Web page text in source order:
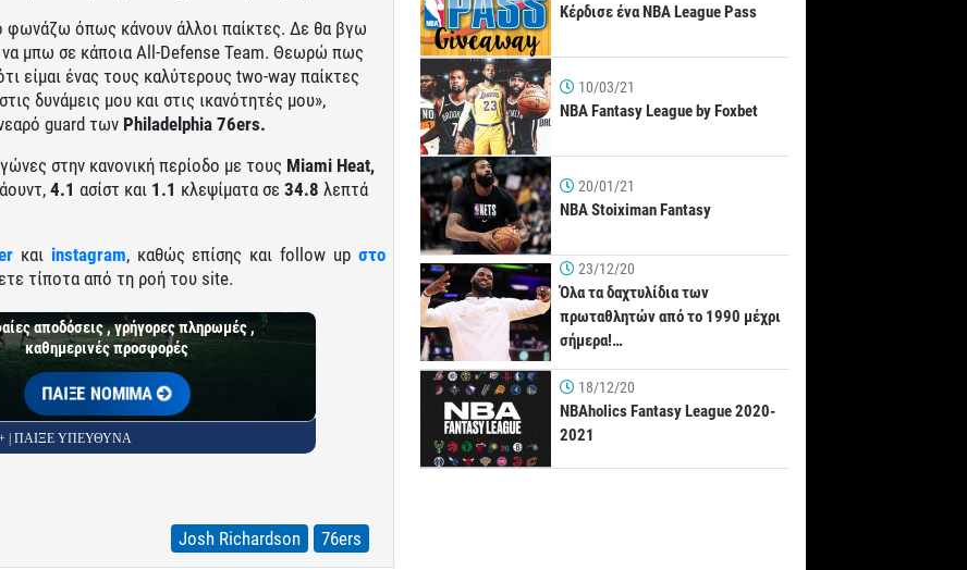
φωνάζω όπως κάνουν άλλοι παίκτες. Δε θα βγω
να μπω σε κάποια All-Defense Team. Θεωρώ πως
είμαι ένας τους καλύτερους two-way παίκτες
δυνάμεις μου και στις ικανότητές μου»,
guard των Philadelphia 76ers.
στην κανονική περίοδο με τους Miami Heat,
4.1 ασίστ και 1.1 κλεψίματα σε 34.8 λεπτά
και instagram, καθώς επίσης και follow up στο
τίποτα από τη ροή του site.
αποδόσεις , γρήγορες πληρωμές ,
καθημερινές προσφορές
ΠΑΙΞΕ ΝΟΜΙΜΑ
| ΠΑΙΞΕ ΥΠΕΥΘΥΝΑ
Josh Richardson 76ers
Κέρδισε ένα NBA League Pass
10/03/21
NBA Fantasy League by Foxbet
20/01/21
NBA Stoiximan Fantasy
23/12/20
Όλα τα δαχτυλίδια των
πρωταθλητών από το 1990 μέχρι
σήμερα!…
18/12/20
NBAholics Fantasy League 2020-
2021